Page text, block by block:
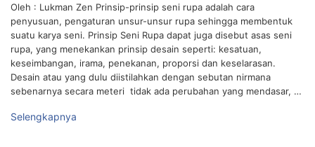
Oleh : Lukman Zen Prinsip-prinsip seni rupa adalah cara
penyusuan, pengaturan unsur-unsur rupa sehingga membentuk
suatu karya seni. Prinsip Seni Rupa dapat juga disebut asas seni
rupa, yang menekankan prinsip desain seperti: kesatuan,
keseimbangan, irama, penekanan, proporsi dan keselarasan.
Desain atau yang dulu diistilahkan dengan sebutan nirmana
sebenarnya secara meteri tidak ada perubahan yang mendasar, …
Selengkapnya